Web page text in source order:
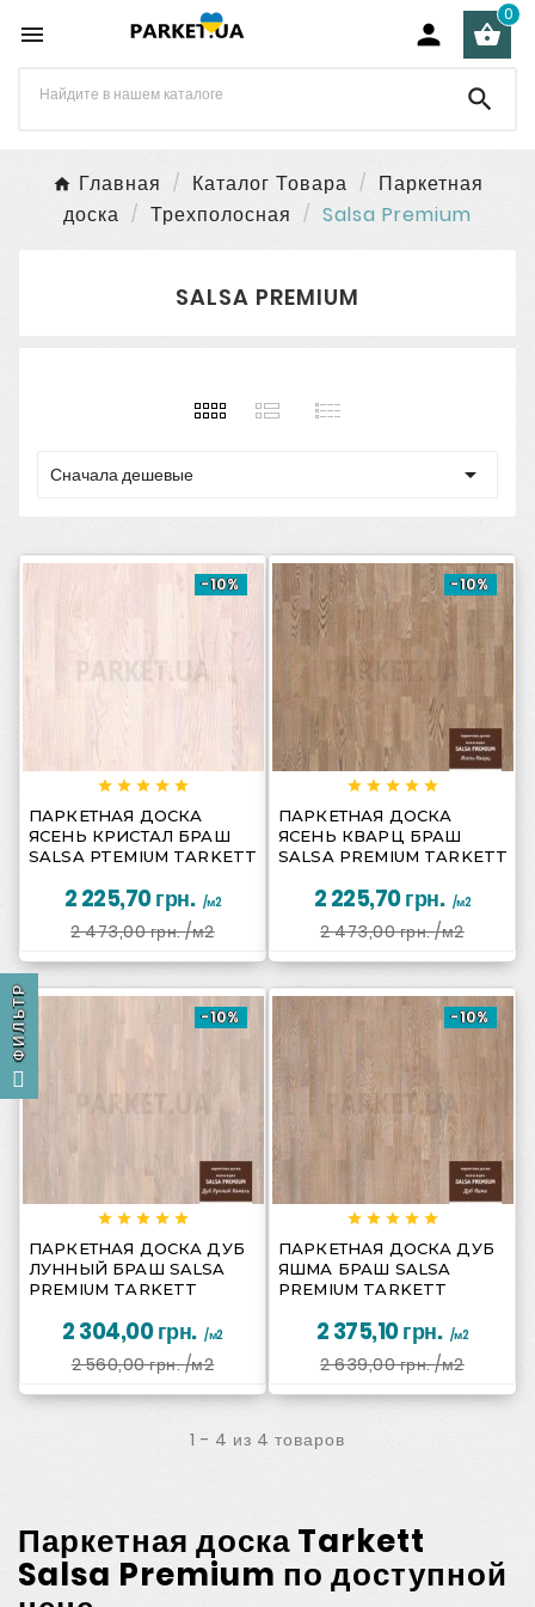
  
0

Главная Каталог Товара
Паркетная
доска
Трехполосная Salsa Premium
SALSA PREMIUM
Сначала дешевые 
-10%
  
    
ПАРКЕТНАЯ ДОСКА
ЯСЕНЬ КРИСТАЛ БРАШ
SALSA PTEMIUM TARKETT
2 225,70 грн. /м2
2 473,00 грн./м2
-10%
  
    
ПАРКЕТНАЯ ДОСКА
ЯСЕНЬ КВАРЦ БРАШ
SALSA PREMIUM TARKETT
2 225,70 грн. /м2
2 473,00 грн./м2
-10%
  
    
ПАРКЕТНАЯ ДОСКА ДУБ
ЛУННЫЙ БРАШ SALSA
PREMIUM TARKETT
2 304,00 грн. /м2
2 560,00 грн./м2
-10%
  
    
ПАРКЕТНАЯ ДОСКА ДУБ
ЯШМА БРАШ SALSA
PREMIUM TARKETT
2 375,10 грн. /м2
2 639,00 грн./м2
1 - 4 из 4 товаров
Паркетная доска Tarkett
Salsa Premium по доступной
ФИЛЬТР